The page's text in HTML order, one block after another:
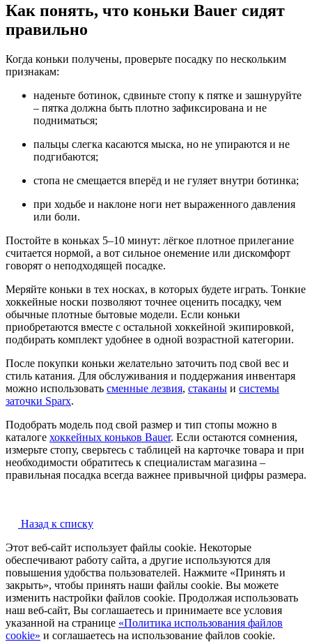
Как понять, что коньки Bauer сидят
правильно
Когда коньки получены, проверьте посадку по нескольким
признакам:
наденьте ботинок, сдвиньте стопу к пятке и зашнуруйте
– пятка должна быть плотно зафиксирована и не
подниматься;
пальцы слегка касаются мыска, но не упираются и не
подгибаются;
стопа не смещается вперёд и не гуляет внутри ботинка;
при ходьбе и наклоне ноги нет выраженного давления
или боли.
Постойте в коньках 5–10 минут: лёгкое плотное прилегание
считается нормой, а вот сильное онемение или дискомфорт
говорят о неподходящей посадке.
Меряйте коньки в тех носках, в которых будете играть. Тонкие
хоккейные носки позволяют точнее оценить посадку, чем
обычные плотные бытовые модели. Если коньки
приобретаются вместе с остальной хоккейной экипировкой,
подбирать комплект удобнее в одной возрастной категории.
После покупки коньки желательно заточить под свой вес и
стиль катания. Для обслуживания и поддержания инвентаря
можно использовать сменные лезвия, стаканы и системы
заточки Sparx.
Подобрать модель под свой размер и тип стопы можно в
каталоге хоккейных коньков Bauer. Если остаются сомнения,
измерьте стопу, сверьтесь с таблицей на карточке товара и при
необходимости обратитесь к специалистам магазина –
правильная посадка всегда важнее привычной цифры размера.
Назад к списку
Этот веб-сайт использует файлы cookie. Некоторые
обеспечивают работу сайта, а другие используются для
повышения удобства пользователей. Нажмите «Принять и
закрыть», чтобы принять наши файлы cookie. Вы можете
изменить настройки файлов cookie. Продолжая использовать
наш веб-сайт, Вы соглашаетесь и принимаете все условия
указанной на странице «Политика использования файлов
cookie» и соглашаетесь на использование файлов cookie.